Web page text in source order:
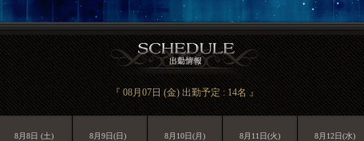
『 08月07日 (金) 出勤予定 : 14名 』
8月8日 (土) 8月9日(日) 8月10日(月) 8月11日(火) 8月12日(水)